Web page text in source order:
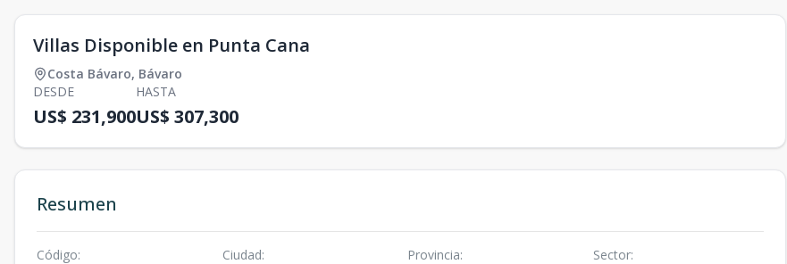
Villas Disponible en Punta Cana
Costa Bávaro, Bávaro
DESDE
US$ 231,900
HASTA
US$ 307,300
Resumen
Código: Ciudad: Provincia: Sector: